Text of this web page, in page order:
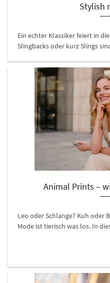
Stylish
Ein echter Klassiker feiert in
Slingbacks oder kurz Slings
Animal Prints –
Leo oder Schlange? Kuh oder
Mode ist tierisch was los. In